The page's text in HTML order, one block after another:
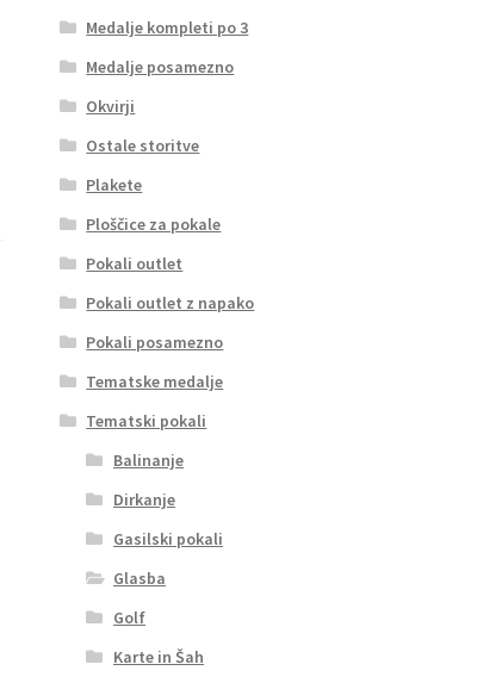
Medalje kompleti po 3
Medalje posamezno
Okvirji
Ostale storitve
Plakete
Ploščice za pokale
Pokali outlet
Pokali outlet z napako
Pokali posamezno
Tematske medalje
Tematski pokali
Balinanje
Dirkanje
Gasilski pokali
Glasba
Golf
Karte in Šah